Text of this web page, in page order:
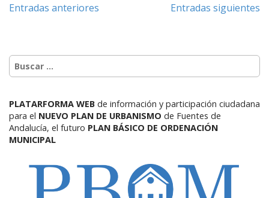
Entradas anteriores Entradas siguientes
PLATARFORMA WEB de información y participación ciudadana
para el NUEVO PLAN DE URBANISMO de Fuentes de
Andalucía, el futuro PLAN BÁSICO DE ORDENACIÓN
MUNICIPAL